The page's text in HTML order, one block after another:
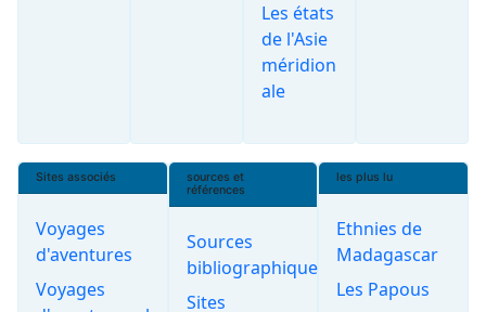
Les états
de l'Asie
méridion
ale
Sites associés
Voyages
d'aventures
Voyages
sources et
références
Sources
bibliographiques
Sites
les plus lu
Ethnies de
Madagascar
Les Papous